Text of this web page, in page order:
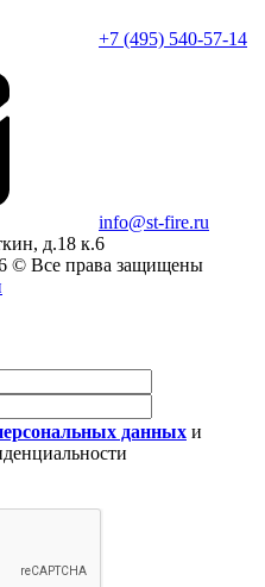
+7 (495) 540-57-14
info@st-fire.ru
д.18 к.6
© Все права защищены
данных и